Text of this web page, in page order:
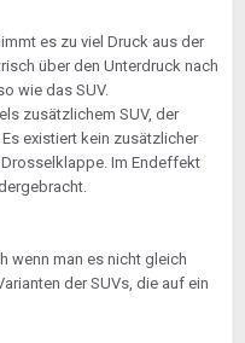
es zu viel Druck aus der
über den Unterdruck nach
wie das SUV.
zusätzlichem SUV, der
existiert kein zusätzlicher
Im Endeffekt
wenn man es nicht gleich
der SUVs, die auf ein